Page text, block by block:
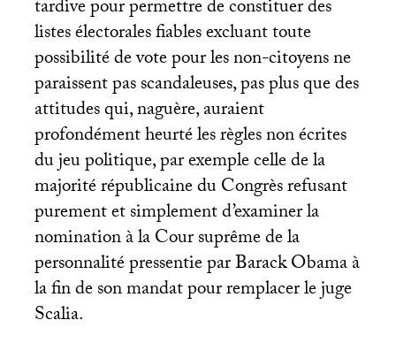
tardive pour permettre de constituer des
listes électorales fiables excluant toute
possibilité de vote pour les non-citoyens ne
paraissent pas scandaleuses, pas plus que des
attitudes qui, naguère, auraient
profondément heurté les règles non écrites
du jeu politique, par exemple celle de la
majorité républicaine du Congrès refusant
purement et simplement d’examiner la
nomination à la Cour suprême de la
personnalité pressentie par Barack Obama à
la fin de son mandat pour remplacer le juge
Scalia.